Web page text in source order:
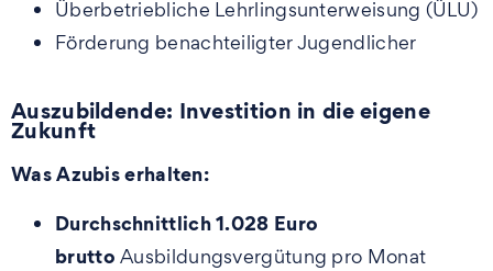
Überbetriebliche Lehrlingsunterweisung (ÜLU)
Förderung benachteiligter Jugendlicher
Auszubildende: Investition in die eigene
Zukunft
Was Azubis erhalten:
Durchschnittlich 1.028 Euro
brutto Ausbildungsvergütung pro Monat